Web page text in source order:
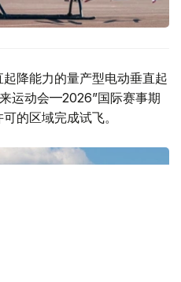
降能力的量产型电动垂直起
运动会—2026”国际赛事期
的区域完成试飞。